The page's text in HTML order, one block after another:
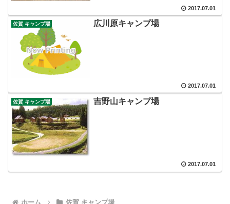
2017.07.01
佐賀 キャンプ場 広川原キャンプ場
2017.07.01
佐賀 キャンプ場 吉野山キャンプ場
2017.07.01
ホーム 佐賀 キャンプ場